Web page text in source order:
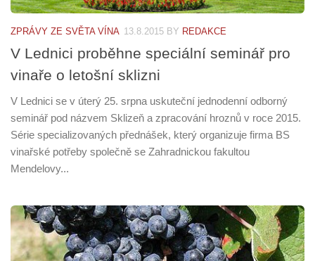
ZPRÁVY ZE SVĚTA VÍNA 13.8.2015 BY REDAKCE
V Lednici proběhne speciální seminář pro
vinaře o letošní sklizni
V Lednici se v úterý 25. srpna uskuteční jednodenní odborný
seminář pod názvem Sklizeň a zpracování hroznů v roce 2015.
Série specializovaných přednášek, který organizuje firma BS
vinařské potřeby společně se Zahradnickou fakultou
Mendelovy...